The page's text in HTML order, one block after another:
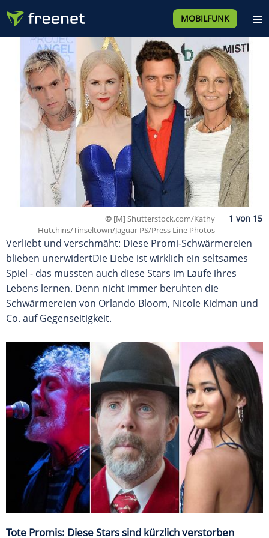
MOBILFUNK
© [M] Shutterstock.com/Kathy
Hutchins/Tinseltown/Jaguar PS/Press Line Photos
Verliebt und verschmäht: Diese Promi-Schwärmereien
blieben unerwidertDie Liebe ist wirklich ein seltsames
Spiel - das mussten auch diese Stars im Laufe ihres
Lebens lernen. Denn nicht immer beruhten die
Schwärmereien von Orlando Bloom, Nicole Kidman und
Co. auf Gegenseitigkeit.
Tote Promis: Diese Stars sind kürzlich verstorben